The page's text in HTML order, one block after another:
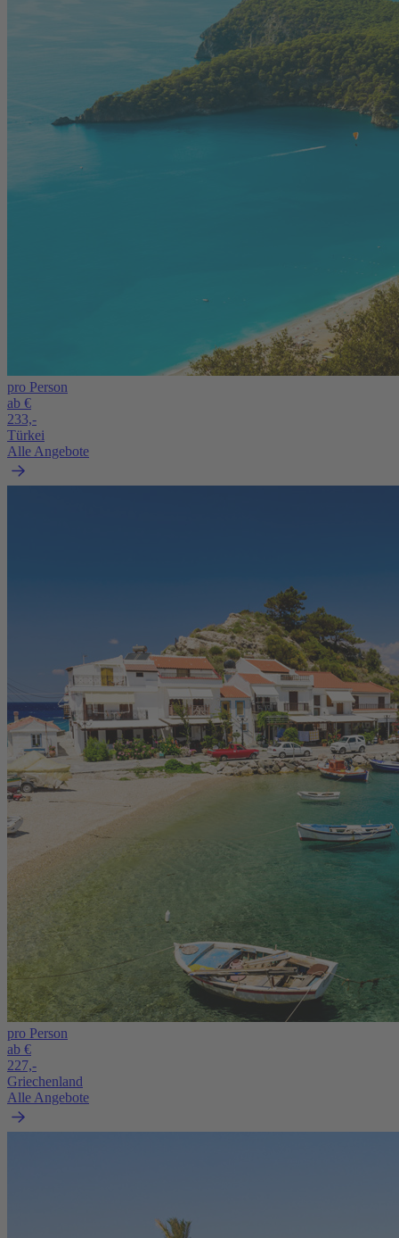
pro Person
ab €
233,-
Türkei
Alle Angebote
pro Person
ab €
227,-
Griechenland
Alle Angebote